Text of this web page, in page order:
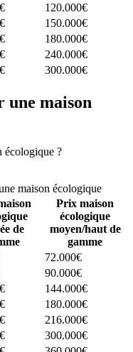
120.000€
150.000€
180.000€
240.000€
300.000€
maison
écologique ?
maison écologique
de
Prix maison
écologique
moyen/haut de
gamme
72.000€
90.000€
144.000€
180.000€
216.000€
300.000€